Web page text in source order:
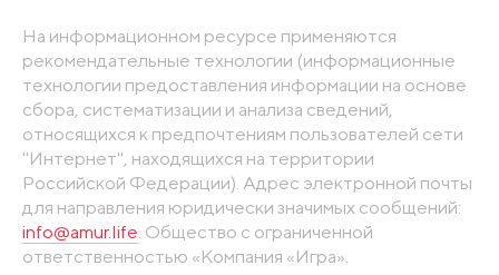
На информационном ресурсе применяются
рекомендательные технологии (информационные
технологии предоставления информации на основе
сбора, систематизации и анализа сведений,
относящихся к предпочтениям пользователей сети
"Интернет", находящихся на территории
Российской Федерации). Адрес электронной почты
для направления юридически значимых сообщений:
info@amur.life. Общество с ограниченной
ответственностью «Компания «Игра».